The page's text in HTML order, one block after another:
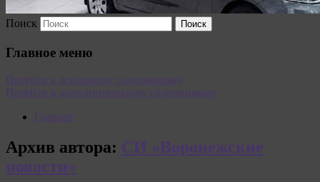
Поиск
Главное меню
Перейти к основному содержимому
Перейти к дополнительному содержимому
Главная
Архив автора: СИ «Воронежские
новости»